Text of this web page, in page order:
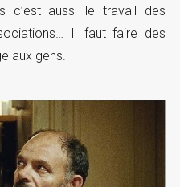
c’est aussi le travail des
Il faut faire des
aux gens.